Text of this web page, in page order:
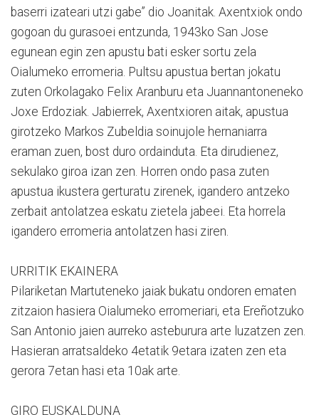
baserri izateari utzi gabe” dio Joanitak. Axentxiok ondo
gogoan du gurasoei entzunda, 1943ko San Jose
egunean egin zen apustu bati esker sortu zela
Oialumeko erromeria. Pultsu apustua bertan jokatu
zuten Orkolagako Felix Aranburu eta Juannantoneneko
Joxe Erdoziak. Jabierrek, Axentxioren aitak, apustua
girotzeko Markos Zubeldia soinujole hernaniarra
eraman zuen, bost duro ordainduta. Eta dirudienez,
sekulako giroa izan zen. Horren ondo pasa zuten
apustua ikustera gerturatu zirenek, igandero antzeko
zerbait antolatzea eskatu zietela jabeei. Eta horrela
igandero erromeria antolatzen hasi ziren.
URRITIK EKAINERA
Pilariketan Martuteneko jaiak bukatu ondoren ematen
zitzaion hasiera Oialumeko erromeriari, eta Ereñotzuko
San Antonio jaien aurreko asteburura arte luzatzen zen.
Hasieran arratsaldeko 4etatik 9etara izaten zen eta
gerora 7etan hasi eta 10ak arte.
GIRO EUSKALDUNA